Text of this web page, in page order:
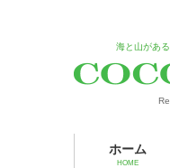
海と山があ
ホーム
HOME